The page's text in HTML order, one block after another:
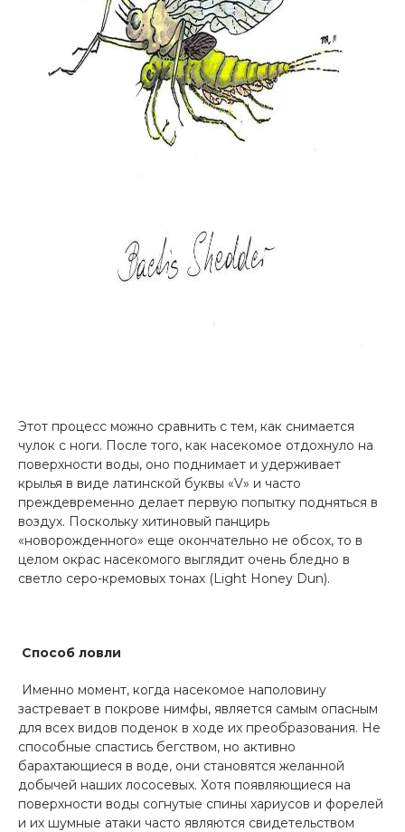
Этот процесс можно сравнить с тем, как снимается
чулок с ноги. После того, как насекомое отдохнуло на
поверхности воды, оно поднимает и удерживает
крылья в виде латинской буквы «V» и часто
преждевременно делает первую попытку подняться в
воздух. Поскольку хитиновый панцирь
«новорожденного» еще окончательно не обсох, то в
целом окрас насекомого выглядит очень бледно в
светло серо-кремовых тонах (Light Honey Dun).
Способ ловли
Именно момент, когда насекомое наполовину
застревает в покрове нимфы, является самым опасным
для всех видов поденок в ходе их преобразования. Не
способные спастись бегством, но активно
барахтающиеся в воде, они становятся желанной
добычей наших лососевых. Хотя появляющиеся на
поверхности воды согнутые спины хариусов и форелей
и их шумные атаки часто являются свидетельством